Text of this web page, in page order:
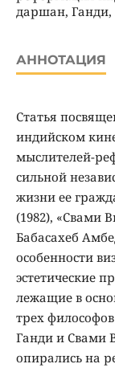
даршан, Ганди,
АННОТАЦИЯ
Статья
индийском
мыслителей-
сильной
жизни ее
(1982), «Свами
Бабасахеб
особенности
эстетические
лежащие в
трех
Ганди и Свами
опирались на